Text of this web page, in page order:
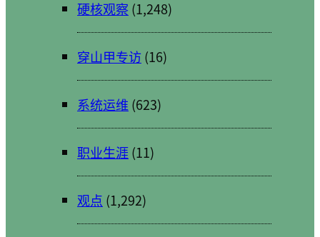
硬核观察 (1,248)
穿山甲专访(16)
系统运维 (623)
职业生涯(11)
观点 (1,292)